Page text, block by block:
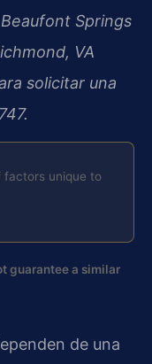
Springs
VA
solicitar una
factors unique to
guarantee a similar
de una